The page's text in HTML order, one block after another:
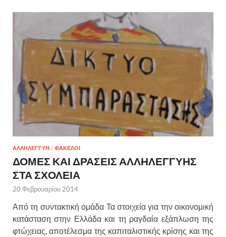
ΑΛΛΗΛΕΓΓΥΗ / ΦΑΚΕΛΟΙ
ΔΟΜΕΣ ΚΑΙ ΔΡΑΣΕΙΣ ΑΛΛΗΛΕΓΓΥΗΣ
ΣΤΑ ΣΧΟΛΕΙΑ
20 Φεβρουαρίου 2014
Από τη συντακτική ομάδα Τα στοιχεία για την οικονομική
κατάσταση στην Ελλάδα και τη ραγδαία εξάπλωση της
φτώχειας, αποτέλεσμα της καπιταλιστικής κρίσης και της